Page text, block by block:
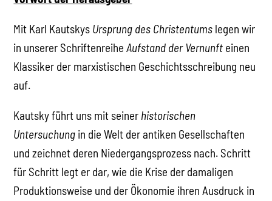
Mit Karl Kautskys Ursprung des Christentums legen wir
in unserer SchriftenreiheAufstand der Vernunft einen
Klassiker der marxistischen Geschichtsschreibung neu
auf.
Kautsky führt uns mit seiner historischen
Untersuchung in die Welt der antiken Gesellschaften
und zeichnet deren Niedergangsprozess nach. Schritt
für Schritt legt er dar, wie die Krise der damaligen
Produktionsweise und der Ökonomie ihren Ausdruck in